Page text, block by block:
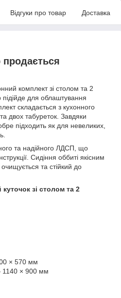
Відгуки про товар Доставка
продається
комплект зі столом та 2
для облаштування
складається з кухонного
двох табуреток. Завдяки
підходить як для невеликих,
та надійного ЛДСП, що
Сидіння оббиті якісним
та стійкий до
зі столом та 2
× 570 мм
1140 × 900 мм